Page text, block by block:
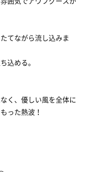
てながら流し込みま
込める。
く、優しい風を全体に
った熱波！